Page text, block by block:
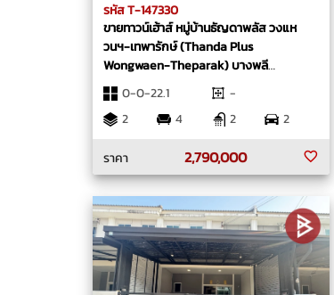
รหัส T-147330
ขายทาวน์เฮ้าส์ หมู่บ้านธัญดาพลัส วงแห
วนฯ-เทพารักษ์ (Thanda Plus
Wongwaen-Theparak) บางพลี
สมุทรปราการ
0-0-22.1
-
2
4 2
2
ราคา
2,790,000